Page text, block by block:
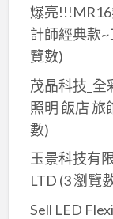
爆亮
計師經典款
覽數)
茂晶科技_
照明 飯店 旅
數)
玉景科技有
LTD (3 瀏覽
Sell LED